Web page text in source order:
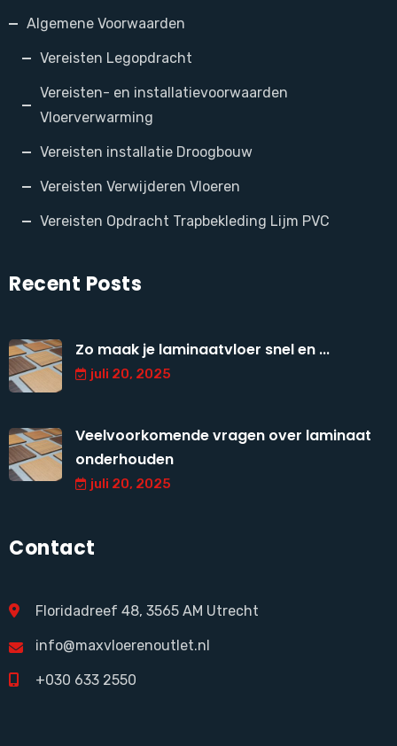
Algemene Voorwaarden
Vereisten Legopdracht
Vereisten- en installatievoorwaarden
Vloerverwarming
Vereisten installatie Droogbouw
Vereisten Verwijderen Vloeren
Vereisten Opdracht Trapbekleding Lijm PVC
Recent Posts
Zo maak je laminaatvloer snel en ...
juli 20, 2025
Veelvoorkomende vragen over laminaat
onderhouden
juli 20, 2025
Contact
Floridadreef 48, 3565 AM Utrecht
info@maxvloerenoutlet.nl
+030 633 2550